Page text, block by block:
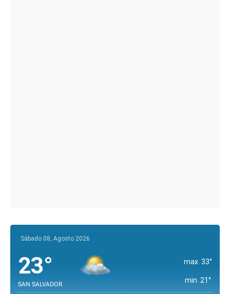
Sábado 08, Agosto 2026
23°
SAN SALVADOR
max. 33°
min. 21°